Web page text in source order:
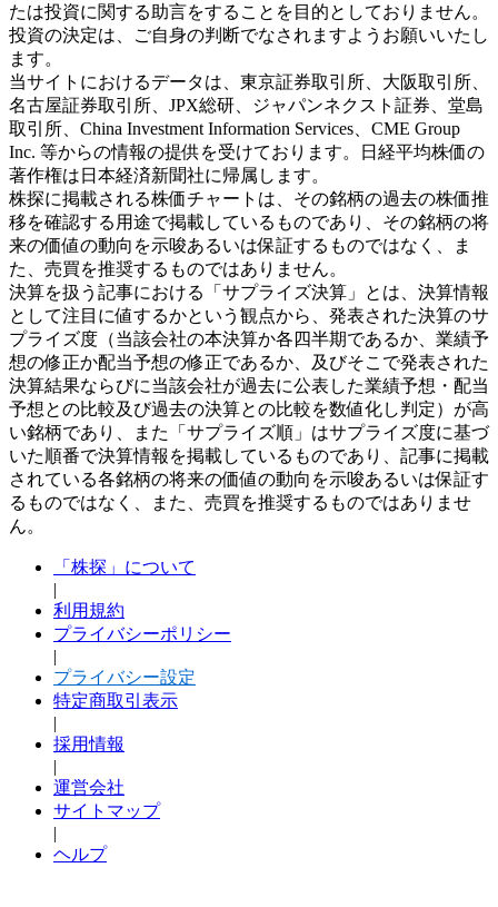
たは投資に関する助言をすることを目的としておりません。
投資の決定は、ご自身の判断でなされますようお願いいたし
ます。
当サイトにおけるデータは、東京証券取引所、大阪取引所、
名古屋証券取引所、JPX総研、ジャパンネクスト証券、堂島
取引所、China Investment Information Services、CME Group
Inc. 等からの情報の提供を受けております。日経平均株価の
著作権は日本経済新聞社に帰属します。
株探に掲載される株価チャートは、その銘柄の過去の株価推
移を確認する用途で掲載しているものであり、その銘柄の将
来の価値の動向を示唆あるいは保証するものではなく、ま
た、売買を推奨するものではありません。
決算を扱う記事における「サプライズ決算」とは、決算情報
として注目に値するかという観点から、発表された決算のサ
プライズ度（当該会社の本決算か各四半期であるか、業績予
想の修正か配当予想の修正であるか、及びそこで発表された
決算結果ならびに当該会社が過去に公表した業績予想・配当
予想との比較及び過去の決算との比較を数値化し判定）が高
い銘柄であり、また「サプライズ順」はサプライズ度に基づ
いた順番で決算情報を掲載しているものであり、記事に掲載
されている各銘柄の将来の価値の動向を示唆あるいは保証す
るものではなく、また、売買を推奨するものではありませ
ん。
「株探」について
|
利用規約
プライバシーポリシー
|
プライバシー設定
特定商取引表示
|
採用情報
|
運営会社
サイトマップ
|
ヘルプ